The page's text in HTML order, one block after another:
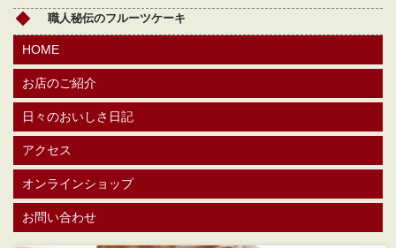
職人秘伝のフルーツケーキ
HOME
お店のご紹介
日々のおいしさ日記
アクセス
オンラインショップ
お問い合わせ